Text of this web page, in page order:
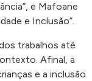
e Mafoane
e Inclusão”.
trabalhos até
Afinal, a
e a inclusão